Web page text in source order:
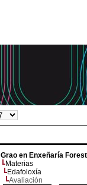
Grao en Enxeñaría
Materias
Edafoloxía
Avaliación